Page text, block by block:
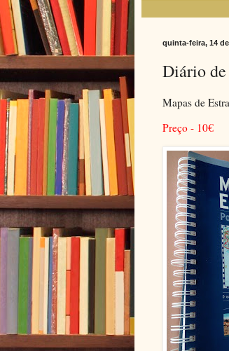
quinta-feira, 14
Diário
Mapas de
Preço - 10€